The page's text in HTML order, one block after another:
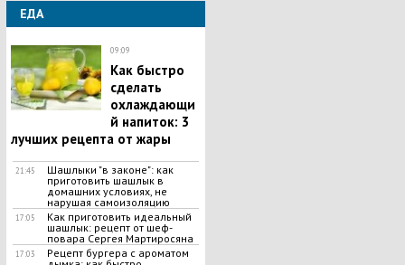
ЕДА
09:09
Как быстро
сделать
охлаждающи
й напиток: 3
лучших рецепта от жары
21:45
Шашлыки "в законе": как
приготовить шашлык в
домашних условиях, не
нарушая самоизоляцию
17:05
Как приготовить идеальный
шашлык​: рецепт от шеф-
повара Сергея Мартиросяна
17:03
Рецепт бургера с ароматом